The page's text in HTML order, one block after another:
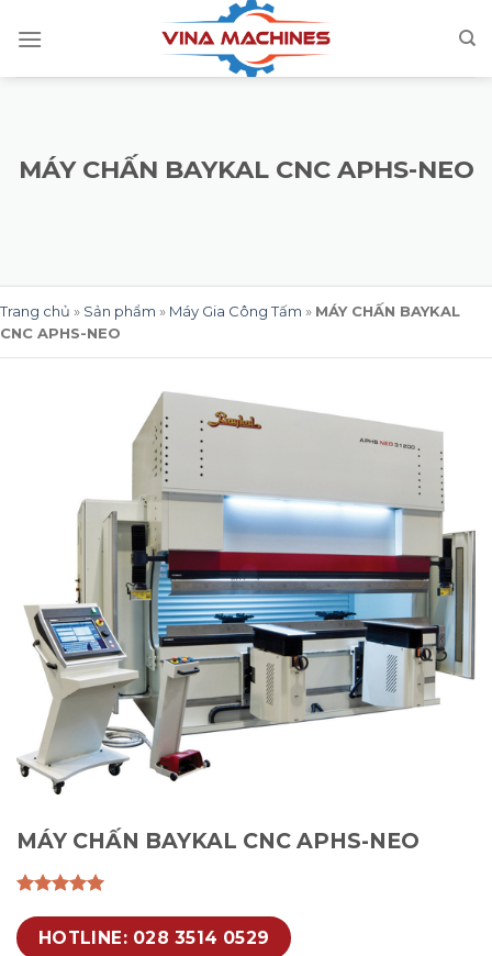
MÁY CHẤN BAYKAL CNC APHS-NEO
Trang chủ » Sản phẩm » Máy Gia Công Tấm » MÁY CHẤN BAYKAL
CNC APHS-NEO
MÁY CHẤN BAYKAL CNC APHS-NEO
HOTLINE: 028 3514 0529